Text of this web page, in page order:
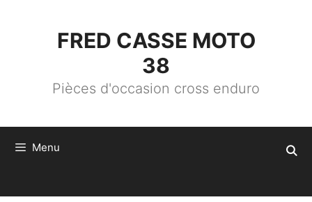
FRED CASSE MOTO
38
Pièces d'occasion cross enduro
Menu